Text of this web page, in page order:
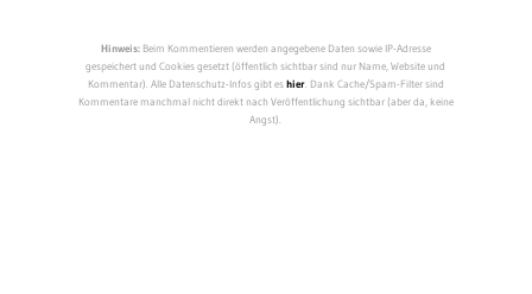
Hinweis:Beim Kommentieren werden angegebene Daten sowie IP-Adresse
gespeichert und Cookies gesetzt (öffentlich sichtbar sind nur Name, Website und
Kommentar). Alle Datenschutz-Infos gibt eshier. Dank Cache/Spam-Filter sind
Kommentare manchmal nicht direkt nach Veröffentlichung sichtbar (aber da, keine
Angst).